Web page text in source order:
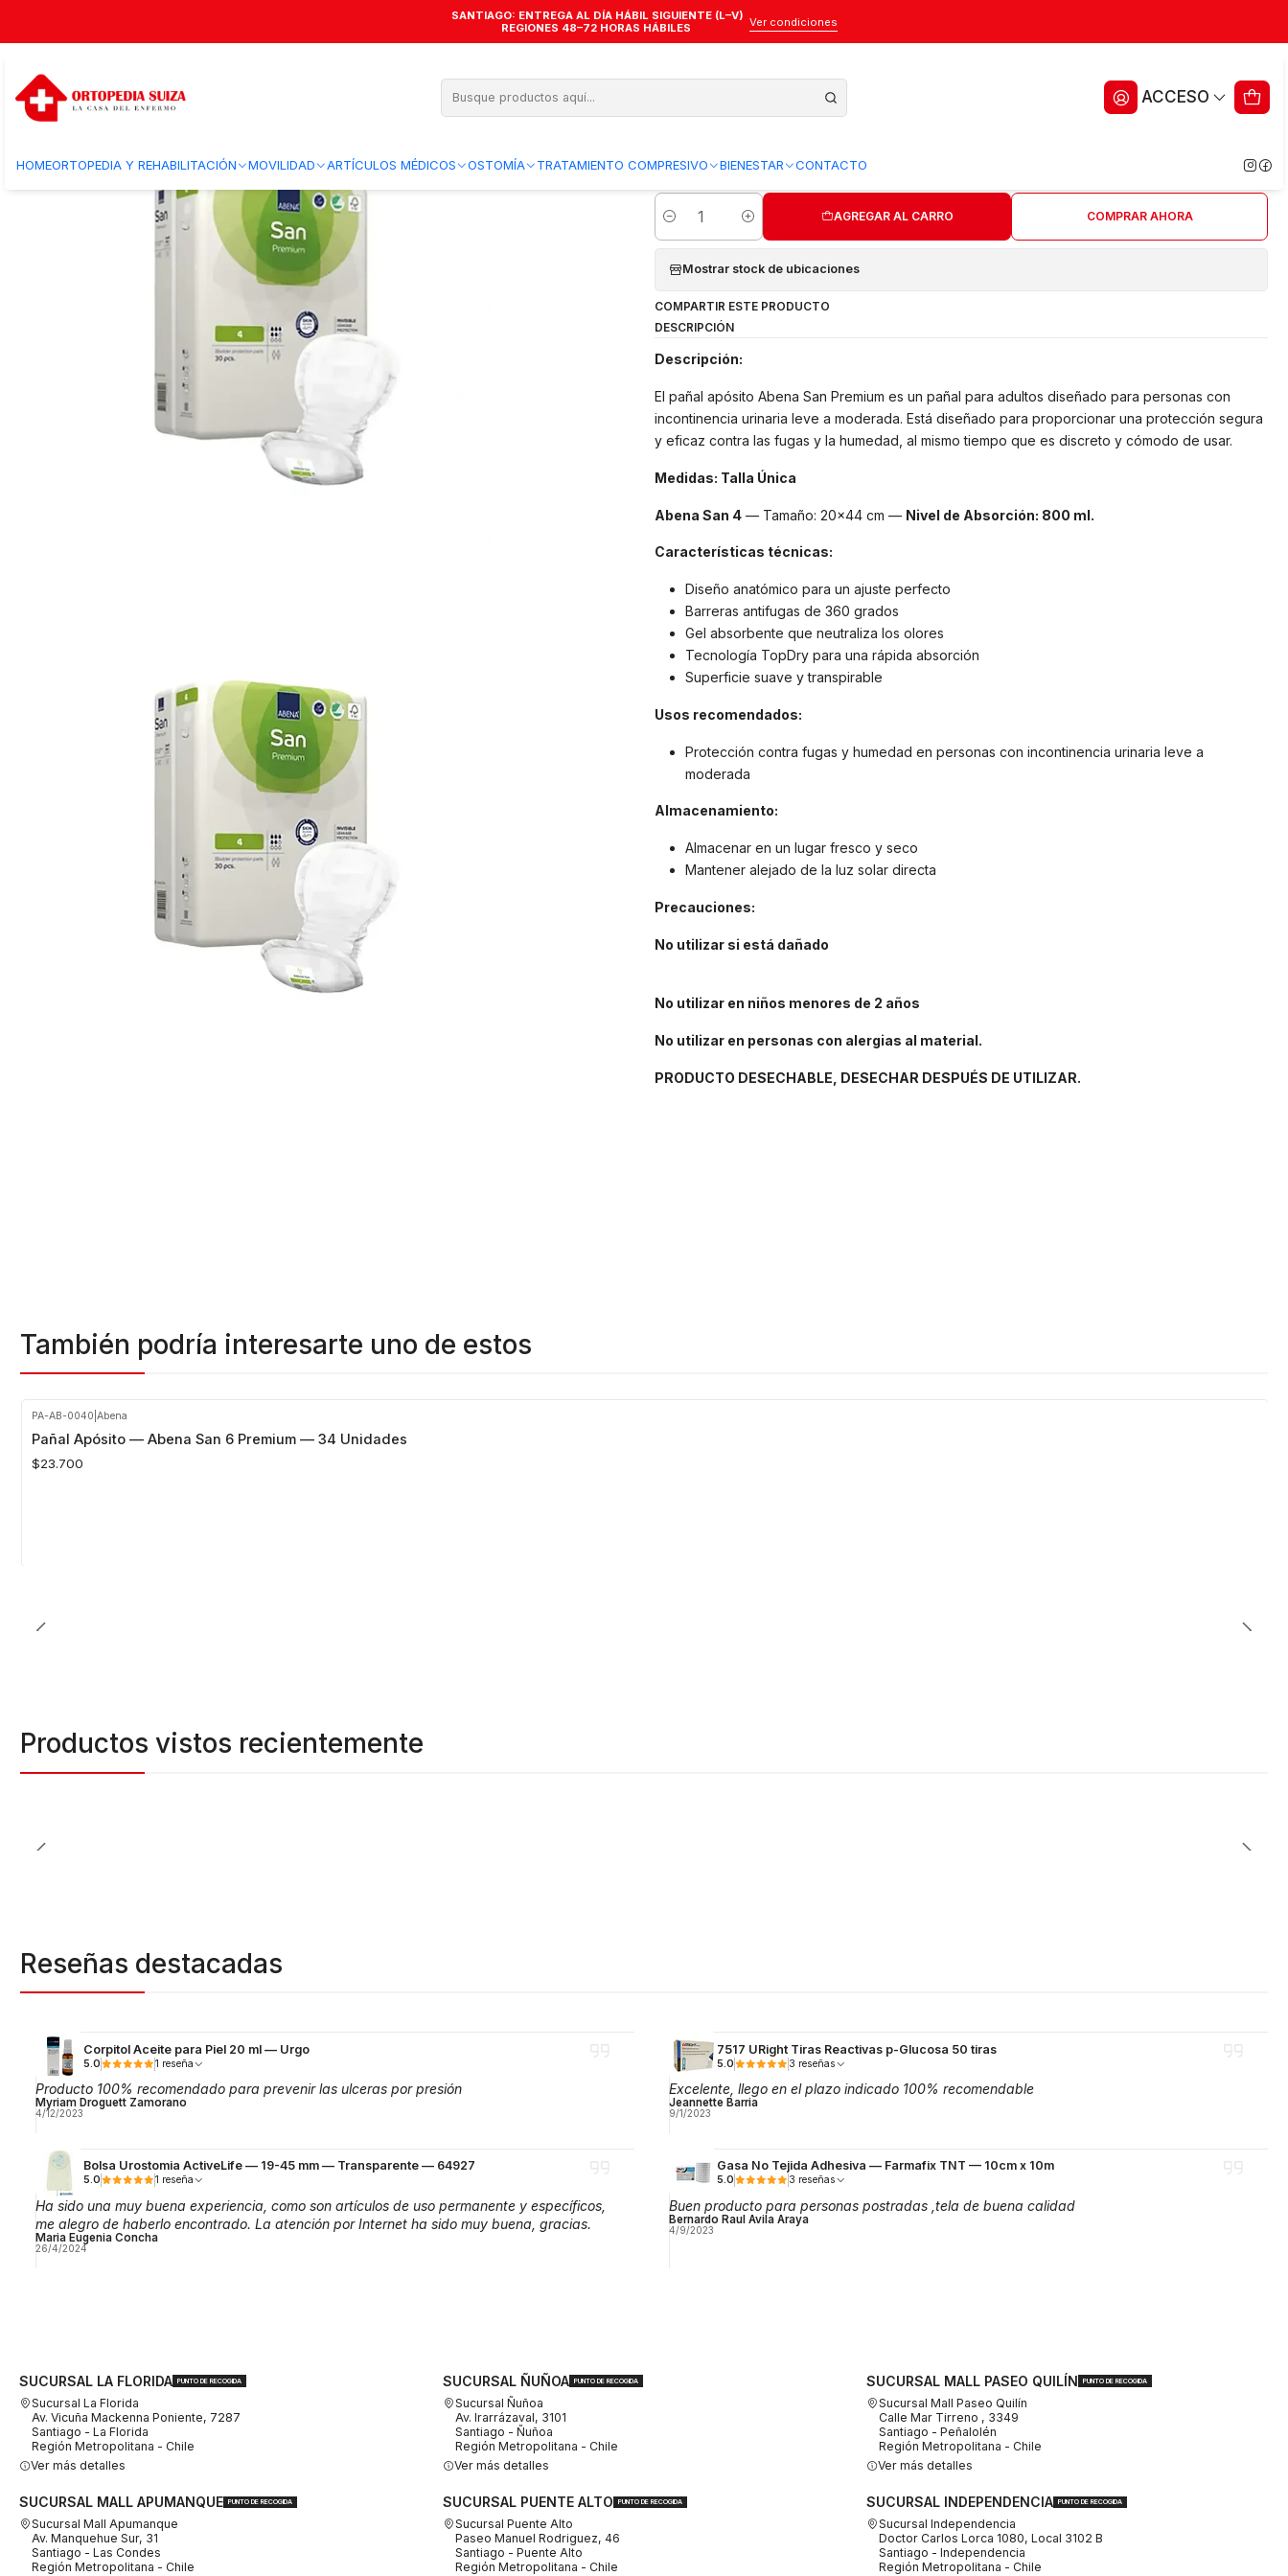
ACCESO
HOMEORTOPEDIA Y REHABILITACIÓN MOVILIDAD ARTÍCULOS MÉDICOS OSTOMÍA TRATAMIENTO COMPRESIVO BIENESTAR CONTACTO
SANTIAGO: ENTREGA AL DÍA HÁBIL SIGUIENTE (L–V)
REGIONES 48–72 HORAS HÁBILES
Ver condiciones
Pañal Apósito — Abena San 4 Premium — 30 Unidades
Pañal Apósito — Abena San 4 Premium — 30
Agregar a la lista de favoritos
Cantidad
AGREGAR AL CARRO COMPRAR AHORA
Mostrar stock de ubicaciones
COMPARTIR ESTE PRODUCTO
DESCRIPCIÓN
Descripción:
El pañal apósito Abena San Premium es un pañal para adultos diseñado para personas con
incontinencia urinaria leve a moderada. Está diseñado para proporcionar una protección segura
y eficaz contra las fugas y la humedad, al mismo tiempo que es discreto y cómodo de usar.
Medidas: Talla Única
Abena San 4— Tamaño: 20x44 cm — Nivel de Absorción: 800 ml.
Características técnicas:
Diseño anatómico para un ajuste perfecto
Barreras antifugas de 360 grados
Gel absorbente que neutraliza los olores
Tecnología TopDry para una rápida absorción
Superficie suave y transpirable
Usos recomendados:
Protección contra fugas y humedad en personas con incontinencia urinaria leve a
moderada
Almacenamiento:
Almacenar en un lugar fresco y seco
Mantener alejado de la luz solar directa
Precauciones:
No utilizar si está dañado
No utilizar en niños menores de 2 años
No utilizar en personas con alergias al material.
PRODUCTO DESECHABLE, DESECHAR DESPUÉS DE UTILIZAR.
También podría interesarte uno de estos
PA-AB-0040 Abena
Pañal Apósito — Abena San 6 Premium — 34 Unidades
$23.700
Productos vistos recientemente
Reseñas destacadas
Corpitol Aceite para Piel 20 ml — Urgo
5.0 1 reseña
Producto 100% recomendado para prevenir las ulceras por presión
Myriam Droguett Zamorano
4/12/2023
7517 URight Tiras Reactivas p-Glucosa 50 tiras
5.0 3 reseñas
Excelente, llego en el plazo indicado 100% recomendable
Jeannette Barria
9/1/2023
Bolsa Urostomia ActiveLife — 19-45 mm — Transparente — 64927
5.0 1 reseña
Ha sido una muy buena experiencia, como son artículos de uso permanente y específicos,
me alegro de haberlo encontrado. La atención por Internet ha sido muy buena, gracias.
Maria Eugenia Concha
26/4/2024
Gasa No Tejida Adhesiva — Farmafix TNT — 10cm x 10m
5.0 3 reseñas
Buen producto para personas postradas ,tela de buena calidad
Bernardo Raul Avila Araya
4/9/2023
SUCURSAL LA FLORIDA PUNTO DE RECOGIDA
Sucursal La Florida
Av. Vicuña Mackenna Poniente, 7287
Santiago - La Florida
Región Metropolitana - Chile
Ver más detalles
SUCURSAL ÑUÑOA PUNTO DE RECOGIDA
Sucursal Ñuñoa
Av. Irarrázaval, 3101
Santiago - Ñuñoa
Región Metropolitana - Chile
Ver más detalles
SUCURSAL MALL PASEO QUILÍN PUNTO DE RECOGIDA
Sucursal Mall Paseo Quilín
Calle Mar Tirreno , 3349
Santiago - Peñalolén
Región Metropolitana - Chile
Ver más detalles
SUCURSAL MALL APUMANQUE PUNTO DE RECOGIDA
Sucursal Mall Apumanque
Av. Manquehue Sur, 31
Santiago - Las Condes
Región Metropolitana - Chile
SUCURSAL PUENTE ALTO PUNTO DE RECOGIDA
Sucursal Puente Alto
Paseo Manuel Rodriguez, 46
Santiago - Puente Alto
Región Metropolitana - Chile
SUCURSAL INDEPENDENCIA PUNTO DE RECOGIDA
Sucursal Independencia
Doctor Carlos Lorca 1080, Local 3102 B
Santiago - Independencia
Región Metropolitana - Chile